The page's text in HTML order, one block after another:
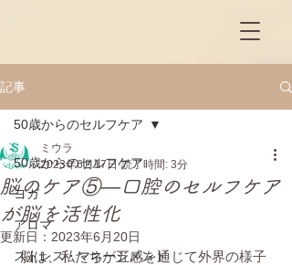
記事
50歳からのセルフケア
ヨガ
アロマ
ストレス・マネージメント
50歳からのセルフケア
脳のケア⑤—口腔のセルフケア
が脳を活性化
ミウラ
2023年6月17日 読了時間: 3分
更新日： 2023年6月20日
脳は、私たちが五感を通じて外界の様子